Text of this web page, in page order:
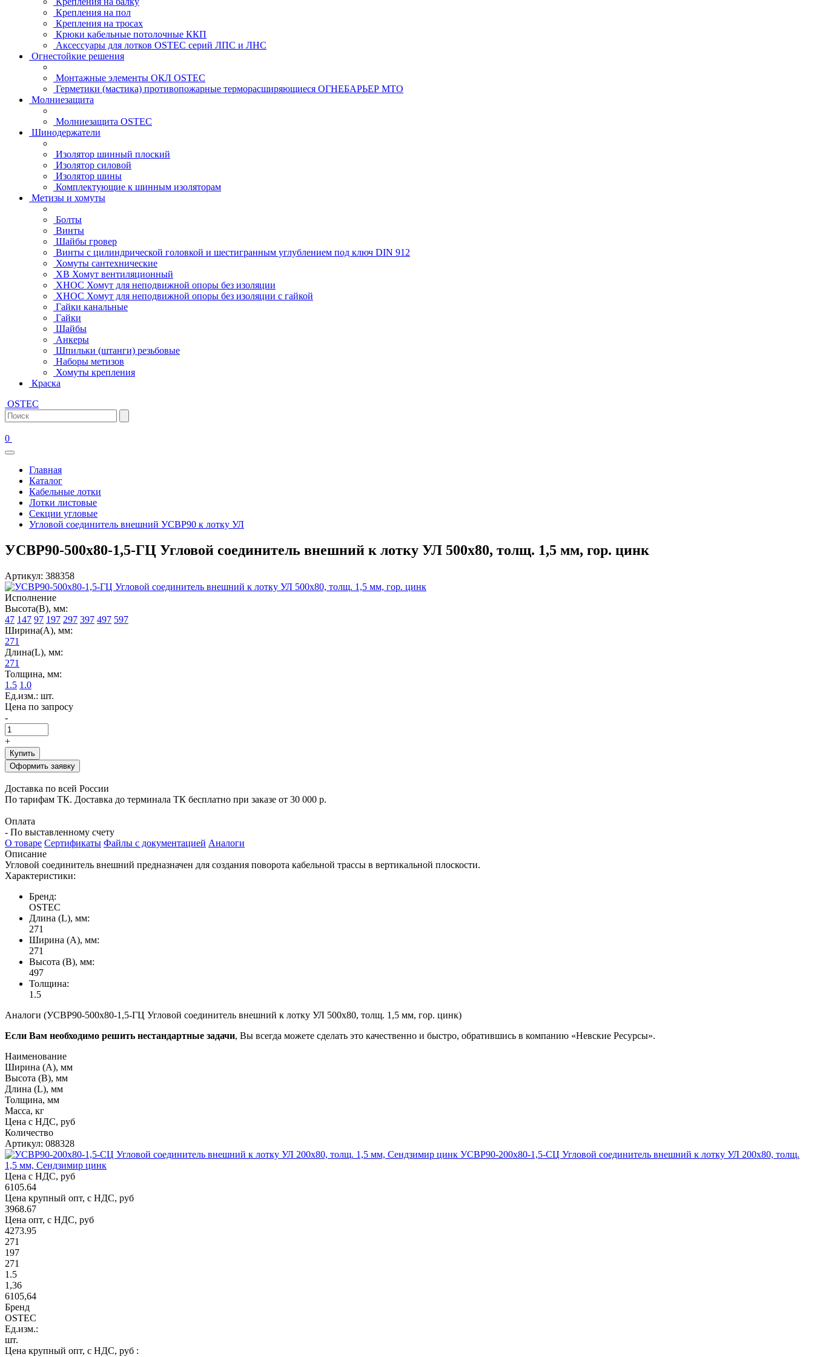
Крепления на пол
Крепления на тросах
Крюки кабельные потолочные ККП
Аксессуары для лотков OSTEC серий ЛПС и ЛНС
Огнестойкие решения
Монтажные элементы ОКЛ OSTEC
Герметики (мастика) противопожарные терморасширяющиеся ОГНЕБАРЬЕР МТО
Молниезащита
Молниезащита OSTEC
Шинодержатели
Изолятор шинный плоский
Изолятор силовой
Изолятор шины
Комплектующие к шинным изоляторам
Метизы и хомуты
Болты
Винты
Шайбы гровер
Винты с цилиндрической головкой и шестигранным углублением под ключ DIN 912
Хомуты сантехнические
ХВ Хомут вентиляционный
ХНОС Хомут для неподвижной опоры без изоляции
ХНОС Хомут для неподвижной опоры без изоляции с гайкой
Гайки канальные
Гайки
Шайбы
Анкеры
Шпильки (штанги) резьбовые
Наборы метизов
Хомуты крепления
Краска
OSTEC
0
Главная
Каталог
Кабельные лотки
Лотки листовые
Секции угловые
Угловой соединитель внешний УСВР90 к лотку УЛ
УСВР90-500х80-1,5-ГЦ Угловой соединитель внешний к лотку УЛ 500х80, толщ. 1,5 мм, гор. цинк
Артикул: 388358
Исполнение
Высота(В), мм:
47 147 97 197 297 397 497 597
Ширина(А), мм:
271
Длина(L), мм:
271
Толщина, мм:
1.5 1.0
Ед.изм.: шт.
Цена по запросу
-
+
Купить
Оформить заявку
Доставка по всей России
По тарифам ТК. Доставка до терминала ТК бесплатно при заказе от 30 000 р.
Оплата
- По выставленному счету
О товаре Сертификаты Файлы с документацией Аналоги
Описание
Угловой соединитель внешний предназначен для создания поворота кабельной трассы в вертикальной плоскости.
Характеристики:
Бренд:
OSTEC
Длина (L), мм:
271
Ширина (А), мм:
271
Высота (В), мм:
497
Толщина:
1.5
Аналоги (УСВР90-500х80-1,5-ГЦ Угловой соединитель внешний к лотку УЛ 500х80, толщ. 1,5 мм, гор. цинк)
Если Вам необходимо решить нестандартные задачи, Вы всегда можете сделать это качественно и быстро, обратившись в компанию «Невские Ресурсы».
Наименование
Ширина (А), мм
Высота (В), мм
Длина (L), мм
Толщина, мм
Масса, кг
Цена с НДС, руб
Количество
Артикул: 088328
УСВР90-200х80-1,5-СЦ Угловой соединитель внешний к лотку УЛ 200х80, толщ.
1,5 мм, Сендзимир цинк
Цена с НДС, руб
6105.64
Цена крупный опт, с НДС, руб
3968.67
Цена опт, с НДС, руб
4273.95
271
197
271
1.5
1,36
6105,64
Бренд
OSTEC
Ед.изм.:
шт.
Цена крупный опт, с НДС, руб :